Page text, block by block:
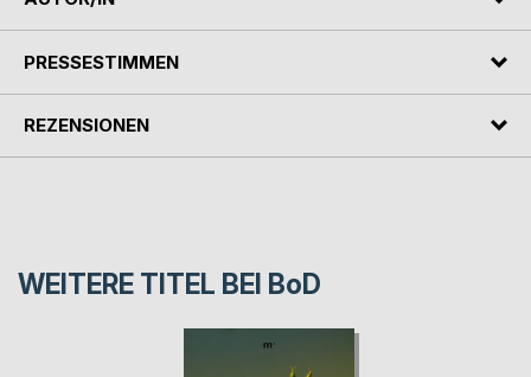
PRESSESTIMMEN
REZENSIONEN
WEITERE TITEL BEI BoD